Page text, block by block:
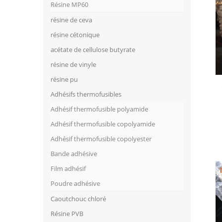
Résine MP60
résine de ceva
résine cétonique
acétate de cellulose butyrate
résine de vinyle
résine pu
Adhésifs thermofusibles
Adhésif thermofusible polyamide
Adhésif thermofusible copolyamide
Adhésif thermofusible copolyester
Bande adhésive
Film adhésif
Poudre adhésive
Caoutchouc chloré
Résine PVB